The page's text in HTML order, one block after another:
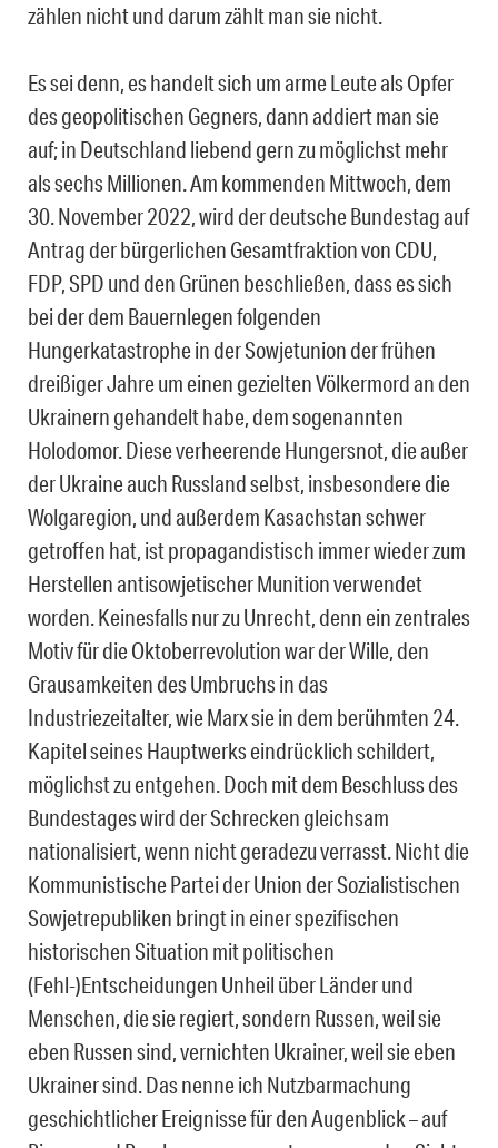
zählen nicht und darum zählt man sie nicht.
Es sei denn, es handelt sich um arme Leute als Opfer
des geopolitischen Gegners, dann addiert man sie
auf; in Deutschland liebend gern zu möglichst mehr
als sechs Millionen. Am kommenden Mittwoch, dem
30. November 2022, wird der deutsche Bundestag auf
Antrag der bürgerlichen Gesamtfraktion von CDU,
FDP, SPD und den Grünen beschließen, dass es sich
bei der dem Bauernlegen folgenden
Hungerkatastrophe in der Sowjetunion der frühen
dreißiger Jahre um einen gezielten Völkermord an den
Ukrainern gehandelt habe, dem sogenannten
Holodomor. Diese verheerende Hungersnot, die außer
der Ukraine auch Russland selbst, insbesondere die
Wolgaregion, und außerdem Kasachstan schwer
getroffen hat, ist propagandistisch immer wieder zum
Herstellen antisowjetischer Munition verwendet
worden. Keinesfalls nur zu Unrecht, denn ein zentrales
Motiv für die Oktoberrevolution war der Wille, den
Grausamkeiten des Umbruchs in das
Industriezeitalter, wie Marx sie in dem berühmten 24.
Kapitel seines Hauptwerks eindrücklich schildert,
möglichst zu entgehen. Doch mit dem Beschluss des
Bundestages wird der Schrecken gleichsam
nationalisiert, wenn nicht geradezu verrasst. Nicht die
Kommunistische Partei der Union der Sozialistischen
Sowjetrepubliken bringt in einer spezifischen
historischen Situation mit politischen
(Fehl-)Entscheidungen Unheil über Länder und
Menschen, die sie regiert, sondern Russen, weil sie
eben Russen sind, vernichten Ukrainer, weil sie eben
Ukrainer sind. Das nenne ich Nutzbarmachung
geschichtlicher Ereignisse für den Augenblick – auf